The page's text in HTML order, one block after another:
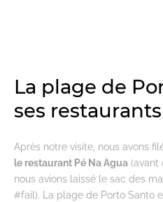
La plage de
ses restaurants
Après notre visite, nous avons
le restaurant Pé Na Agua (avant
nous avions laissé le sac des
#fail). La plage de Porto Santo